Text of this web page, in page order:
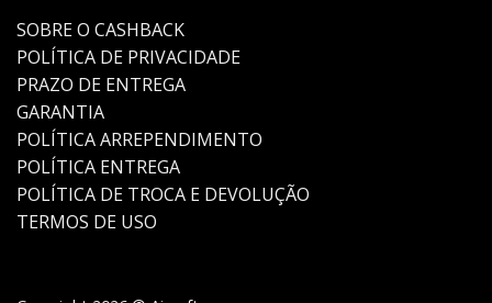
SOBRE O CASHBACK
POLÍTICA DE PRIVACIDADE
PRAZO DE ENTREGA
GARANTIA
POLÍTICA ARREPENDIMENTO
POLÍTICA ENTREGA
POLÍTICA DE TROCA E DEVOLUÇÃO
TERMOS DE USO